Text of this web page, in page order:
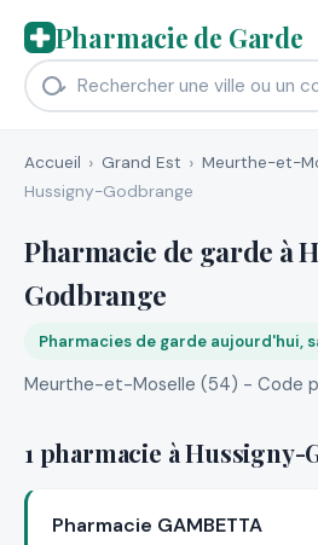
Pharmacie de Garde
Accueil Grand Est
Meurthe-et-
Hussigny-Godbrange
Pharmacie de garde à
Godbrange
Pharmacies de garde aujourd'hui,
Meurthe-et-Moselle (54) - Code
1 pharmacie à Hussigny-
Pharmacie GAMBETTA